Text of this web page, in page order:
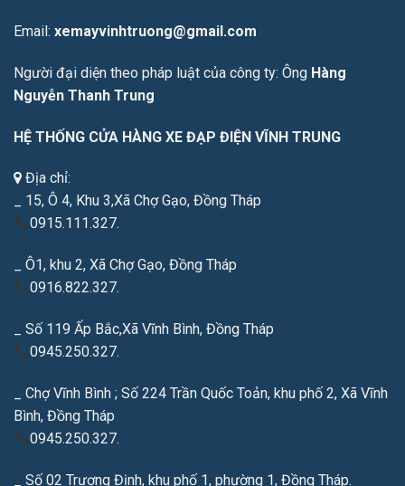
Email: xemayvinhtruong@gmail.com
Người đại diện theo pháp luật của công ty: Ông Hàng
Nguyễn Thanh Trung
HỆ THỐNG CỬA HÀNG XE ĐẠP ĐIỆN VĨNH TRUNG
Địa chỉ:
_ 15, Ô 4, Khu 3,Xã Chợ Gạo, Đồng Tháp
0915.111.327.
_ Ô1, khu 2, Xã Chợ Gạo, Đồng Tháp
0916.822.327.
_ Số 119 Ấp Bắc,Xã Vĩnh Bình, Đồng Tháp
0945.250.327.
_ Chợ Vĩnh Bình ; Số 224 Trần Quốc Toản, khu phố 2, Xã Vĩnh
Bình, Đồng Tháp
0945.250.327.
_ Số 02 Trương Định, khu phố 1, phường 1, Đồng Tháp.